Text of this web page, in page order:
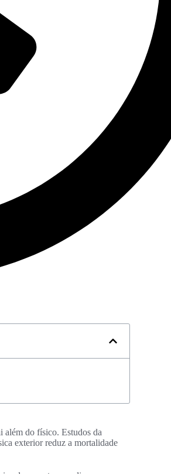
além do físico. Estudos da
exterior reduz a mortalidade